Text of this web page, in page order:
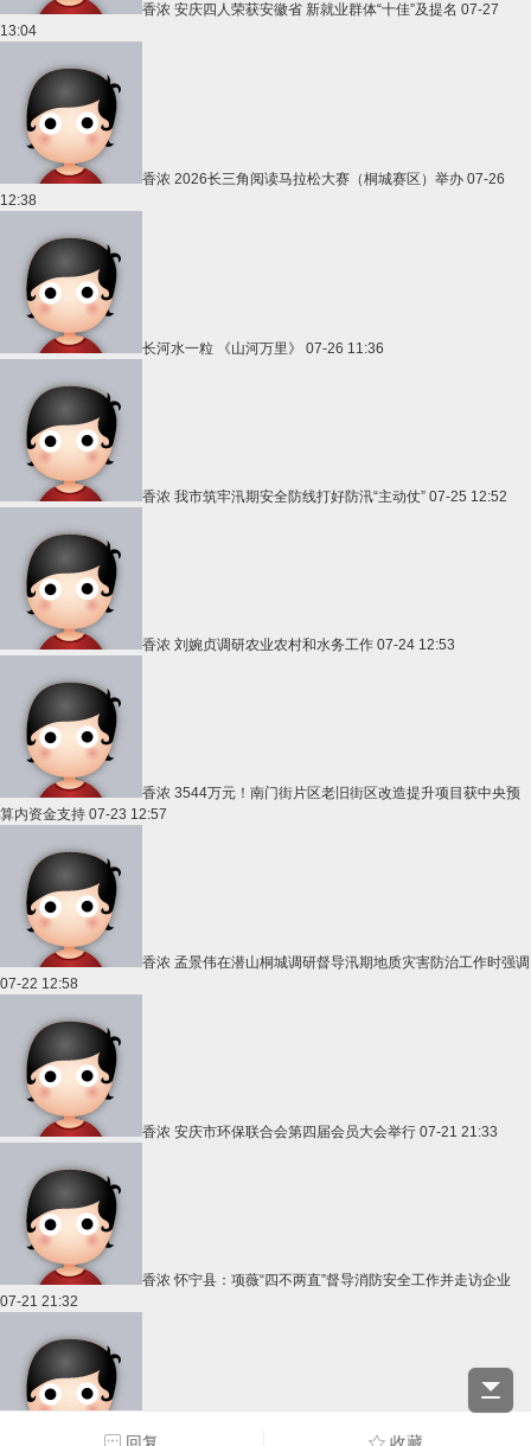
回复 收藏
香浓 安庆四人荣获安徽省 新就业群体“十佳”及提名 07-27
13:04
香浓 2026长三角阅读马拉松大赛（桐城赛区）举办 07-26
12:38
长河水一粒 《山河万里》 07-26 11:36
香浓 我市筑牢汛期安全防线打好防汛“主动仗” 07-25 12:52
香浓 刘婉贞调研农业农村和水务工作 07-24 12:53
香浓 3544万元！南门街片区老旧街区改造提升项目获中央预
算内资金支持 07-23 12:57
香浓 孟景伟在潜山桐城调研督导汛期地质灾害防治工作时强调
07-22 12:58
香浓 安庆市环保联合会第四届会员大会举行 07-21 21:33
香浓怀宁县：项薇“四不两直”督导消防安全工作并走访企业
07-21 21:32